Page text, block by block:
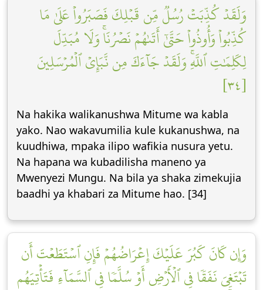
وَلَقَدۡ كُذِّبَتۡ رُسُلٞ مِّن قَبۡلِكَ فَصَبَرُواْ عَلَىٰ مَا
كُذِّبُواْ وَأُوذُواْ حَتَّىٰٓ أَتَىٰهُمۡ نَصۡرُنَاۚ وَلَا مُبَدِّلَ
لِكَلِمَٰتِ ٱللَّهِۚ وَلَقَدۡ جَآءَكَ مِن نَّبَإِيْ ٱلۡمُرۡسَلِينَ
[٣٤]
Na hakika walikanushwa Mitume wa kabla
yako. Nao wakavumilia kule kukanushwa, na
kuudhiwa, mpaka ilipo wafikia nusura yetu.
Na hapana wa kubadilisha maneno ya
Mwenyezi Mungu. Na bila ya shaka zimekujia
baadhi ya khabari za Mitume hao. [34]
وَإِن كَانَ كَبُرَ عَلَيۡكَ إِعۡرَاضُهُمۡ فَإِنِ ٱسۡتَطَعۡتَ أَن
تَبۡتَغِيَ نَفَقٗا فِي ٱلۡأَرۡضِ أَوۡ سُلَّمٗا فِي ٱلسَّمَآءِ فَتَأۡتِيَهُم